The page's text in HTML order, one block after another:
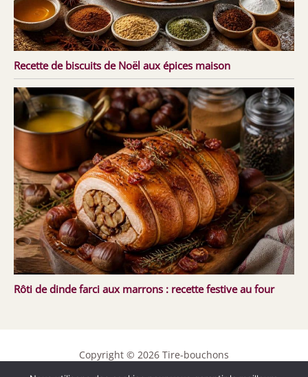
Recette de biscuits de Noël aux épices maison
Rôti de dinde farci aux marrons : recette festive au four
Copyright © 2026 Tire-bouchons